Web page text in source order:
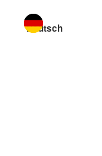
Sprache wechseln zu